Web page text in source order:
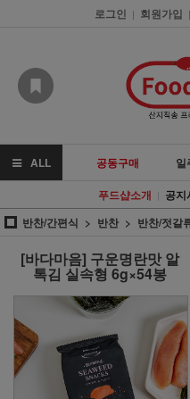
로그인 | 회원가입 |
ALL 공동구매 일
푸드샵소개 | 공지
반찬/간편식
반찬 반찬/젓갈
[바다마음] 구운명란맛 알
톡김 실속형 6g×54봉